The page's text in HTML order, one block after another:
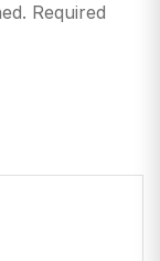
Required